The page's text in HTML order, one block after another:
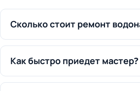
Сколько стоит ремонт
Как быстро приедет мастер?